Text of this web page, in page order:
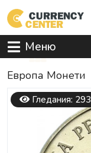
Меню
Европа Mонети
Гледания: 293